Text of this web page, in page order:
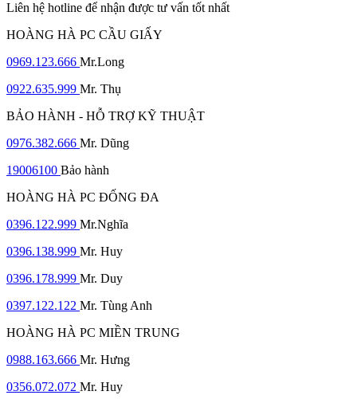
Liên hệ hotline để nhận được tư vấn tốt nhất
HOÀNG HÀ PC CẦU GIẤY
0969.123.666 Mr.Long
0922.635.999 Mr. Thụ
BẢO HÀNH - HỖ TRỢ KỸ THUẬT
0976.382.666 Mr. Dũng
19006100 Bảo hành
HOÀNG HÀ PC ĐỐNG ĐA
0396.122.999 Mr.Nghĩa
0396.138.999 Mr. Huy
0396.178.999 Mr. Duy
0397.122.122 Mr. Tùng Anh
HOÀNG HÀ PC MIỀN TRUNG
0988.163.666 Mr. Hưng
0356.072.072 Mr. Huy